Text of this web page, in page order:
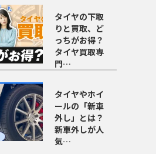
タイヤの下取
りと買取、ど
っちがお得？
タイヤ買取専
門…
タイヤやホイ
ールの「新車
外し」とは？
新車外しが人
気…